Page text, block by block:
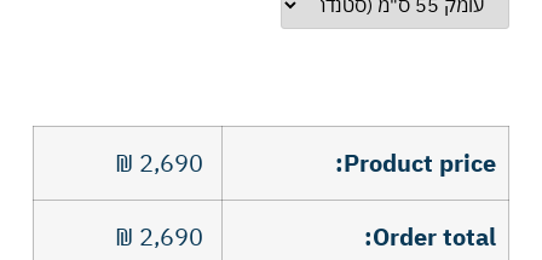
Product price:
2,690
₪
Order total:
2,690
₪